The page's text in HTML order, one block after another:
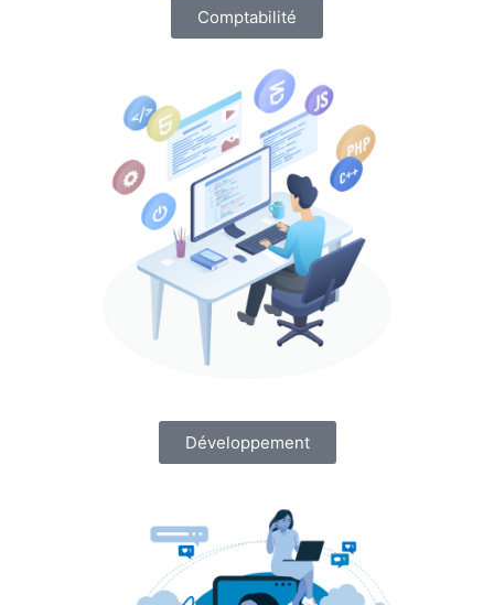
Comptabilité
Développement